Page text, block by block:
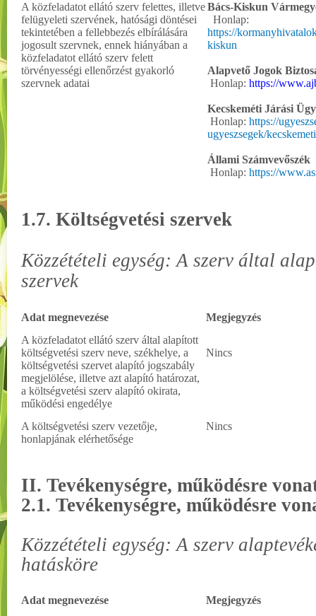
A közfeladatot ellátó szerv felettes, illetve
felügyeleti szervének, hatósági döntései
tekintetében a fellebbezés elbírálására
jogosult szervnek, ennek hiányában a
közfeladatot ellátó szerv felett
törvényességi ellenőrzést gyakorló
szervnek adatai
Bács-Kiskun
Honlap:
https://
kiskun
Alapvető Jogok
Honlap: https://
Kecskeméti Járási
Honlap: https://
ugyeszsegek/
Állami Számvevőszék
Honlap: https://
1.7. Költségvetési szervek
Közzétételi egység: A szerv által
szervek
Adat megnevezése
Megjegyzés
A közfeladatot ellátó szerv által alapított
költségvetési szerv neve, székhelye, a
költségvetési szervet alapító jogszabály
megjelölése, illetve azt alapító határozat,
a költségvetési szerv alapító okirata,
működési engedélye
Nincs
A költségvetési szerv vezetője,
honlapjának elérhetősége
Nincs
II. Tevékenységre, működésre
2.1. Tevékenységre, működésre
Közzétételi egység: A szerv
hatásköre
Adat megnevezése
Megjegyzés